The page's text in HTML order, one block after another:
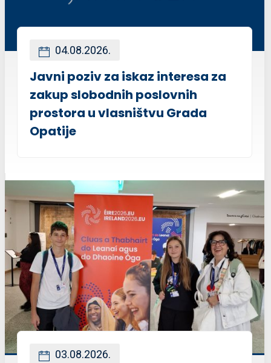
04.08.2026.
Javni poziv za iskaz interesa za
zakup slobodnih poslovnih
prostora u vlasništvu Grada
Opatije
03.08.2026.